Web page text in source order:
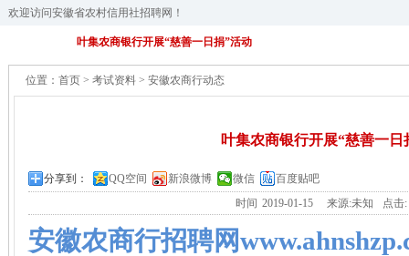
欢迎访问安徽省农村信用社招聘网！
叶集农商银行开展“慈善一日捐”活动
位置： 首页 > 考试资料 > 安徽农商行动态
叶集农商银行开展“慈善一日
分享到： QQ空间 新浪微博 微信
百度贴吧
时间 2019-01-15 来源:未知 点击:
安徽农商行招聘网